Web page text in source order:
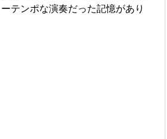
テンポな演奏だった記憶があり